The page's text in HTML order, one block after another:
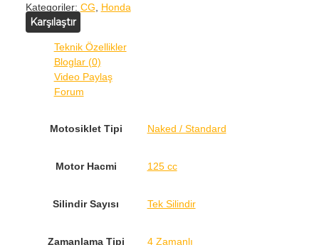
Kategoriler: CG Honda
Karşılaştır
Teknik Özellikler
Bloglar (0)
Video Paylaş
Forum
Motosiklet Tipi Naked / Standard
Motor Hacmi 125 cc
Silindir Sayısı Tek Silindir
Zamanlama Tipi 4 Zamanlı